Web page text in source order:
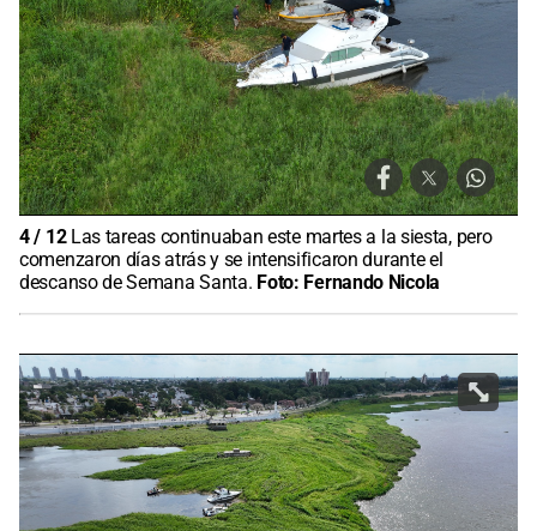
4/ 12 Las tareas continuaban este martes a la siesta, pero
comenzaron días atrás y se intensificaron durante el
descanso de Semana Santa. Foto: Fernando Nicola